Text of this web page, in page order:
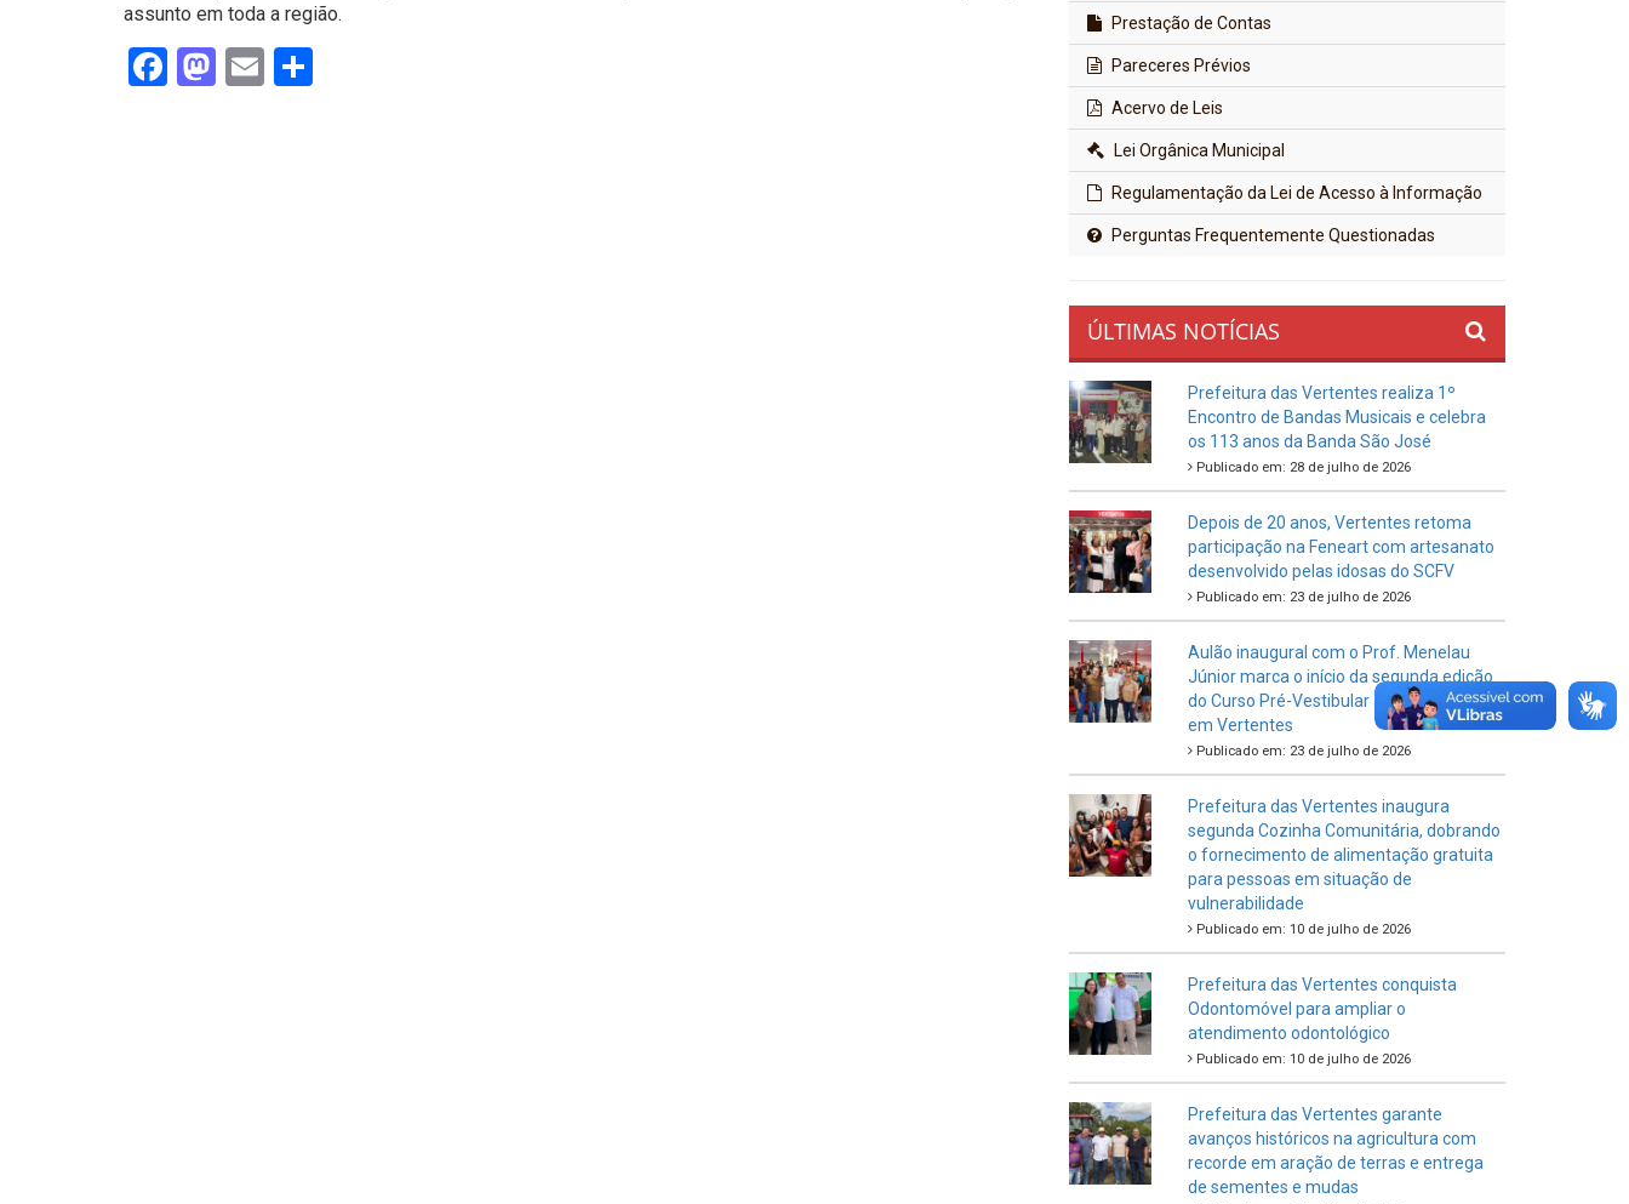
assunto em toda a região.
Facebook
Mastodon
Email
Prestação de Contas
Pareceres Prévios
Acervo de Leis
Lei Orgânica Municipal
Regulamentação da Lei de Acesso à Informação
Perguntas Frequentemente Questionadas
ÚLTIMAS NOTÍCIAS
Prefeitura das Vertentes realiza 1º
Encontro de Bandas Musicais e celebra
os 113 anos da Banda São José
Publicado em: 28 de julho de 2026
Depois de 20 anos, Vertentes retoma
participação na Feneart com artesanato
desenvolvido pelas idosas do SCFV
Publicado em: 23 de julho de 2026
Aulão inaugural com o Prof. Menelau
Júnior marca o início da segunda edição
do Curso Pré-Vestibular Junto do Povo
em Vertentes
Publicado em: 23 de julho de 2026
Prefeitura das Vertentes inaugura
segunda Cozinha Comunitária, dobrando
o fornecimento de alimentação gratuita
para pessoas em situação de
vulnerabilidade
Publicado em: 10 de julho de 2026
Prefeitura das Vertentes conquista
Odontomóvel para ampliar o
atendimento odontológico
Publicado em: 10 de julho de 2026
Prefeitura das Vertentes garante
avanços históricos na agricultura com
recorde em aração de terras e entrega
de sementes e mudas